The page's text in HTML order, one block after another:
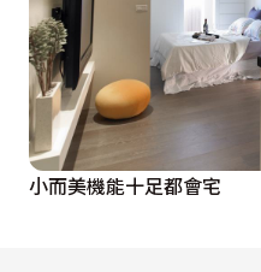
小而美機能十足都會宅